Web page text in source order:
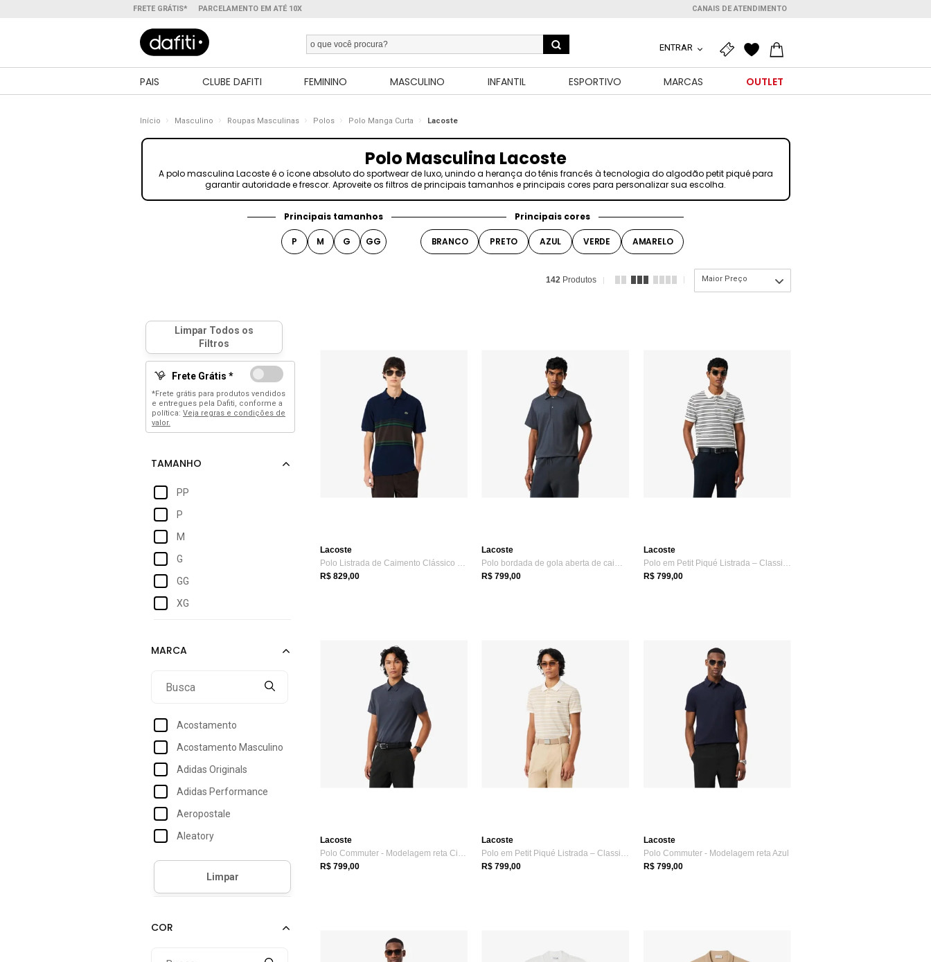
FRETE GRÁTIS* PARCELAMENTO EM ATÉ 10X CANAIS DE ATENDIMENTO
ENTRAR
PAIS CLUBE DAFITI FEMININO MASCULINO INFANTIL ESPORTIVO MARCAS OUTLET
Início Masculino Roupas Masculinas Polos Polo Manga Curta Lacoste
Polo Masculina Lacoste
A polo masculina Lacoste é o ícone absoluto do sportwear de luxo, unindo a herança do tênis francês à tecnologia do algodão petit piqué para
garantir autoridade e frescor. Aproveite os filtros de principais tamanhos e principais cores para personalizar sua escolha.
Principais tamanhos
P M G GG
Principais cores
BRANCO PRETO AZUL VERDE AMARELO
142 Produtos Maior Preço
Frete Grátis *
*Frete grátis para produtos vendidos
e entregues pela Dafiti, conforme a
política: Veja regras e condições de
valor.
PP
P
M
G
GG
XG
3G
9
Acostamento
Acostamento Masculino
Adidas Originals
Adidas Performance
Aeropostale
Aleatory
Anticorpus Jeanswear
Aramis
Lacoste
Polo Listrada de Caimento Clássico Feita...
R$ 829,00
Lacoste
Polo bordada de gola aberta de caimento ...
R$ 799,00
Lacoste
Polo em Petit Piqué Listrada – Classic F...
R$ 799,00
Lacoste
Polo Commuter - Modelagem reta Cinza
R$ 799,00
Lacoste
Polo em Petit Piqué Listrada – Classic Fit Bege
R$ 799,00
Lacoste
Polo Commuter - Modelagem reta Azul
R$ 799,00